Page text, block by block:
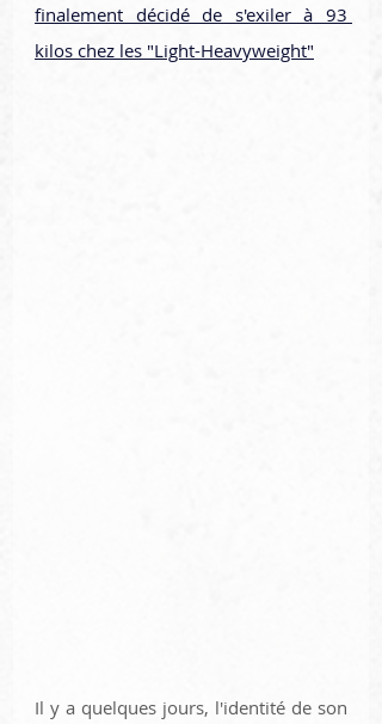
finalement décidé de s'exiler à 93
kilos chez les "Light-Heavyweight"
Il y a quelques jours, l'identité de son